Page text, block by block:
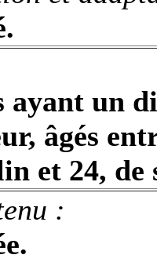
ayant un
âgés
et 24,
: